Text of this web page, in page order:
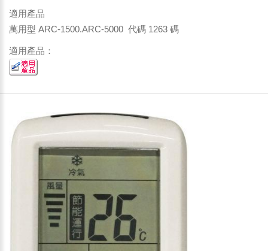
適用產品
萬用型 ARC-1500.ARC-5000 代碼 1263 碼
適用產品：